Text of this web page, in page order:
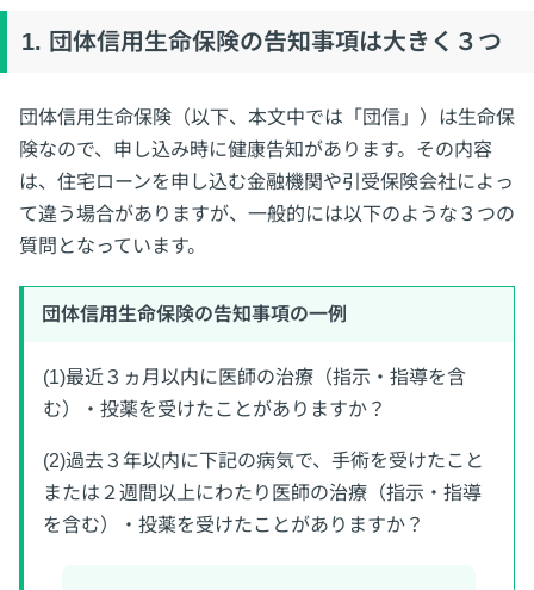
う
1. 団体信用生命保険の告知事項は大きく３つ
団体信用生命保険（以下、本文中では「団信」）は生命保
険なので、申し込み時に健康告知があります。その内容
は、住宅ローンを申し込む金融機関や引受保険会社によっ
て違う場合がありますが、一般的には以下のような３つの
質問となっています。
団体信用生命保険の告知事項の一例
(1)最近３ヵ月以内に医師の治療（指示・指導を含
む）・投薬を受けたことがありますか？
(2)過去３年以内に下記の病気で、手術を受けたこと
または２週間以上にわたり医師の治療（指示・指導
を含む）・投薬を受けたことがありますか？